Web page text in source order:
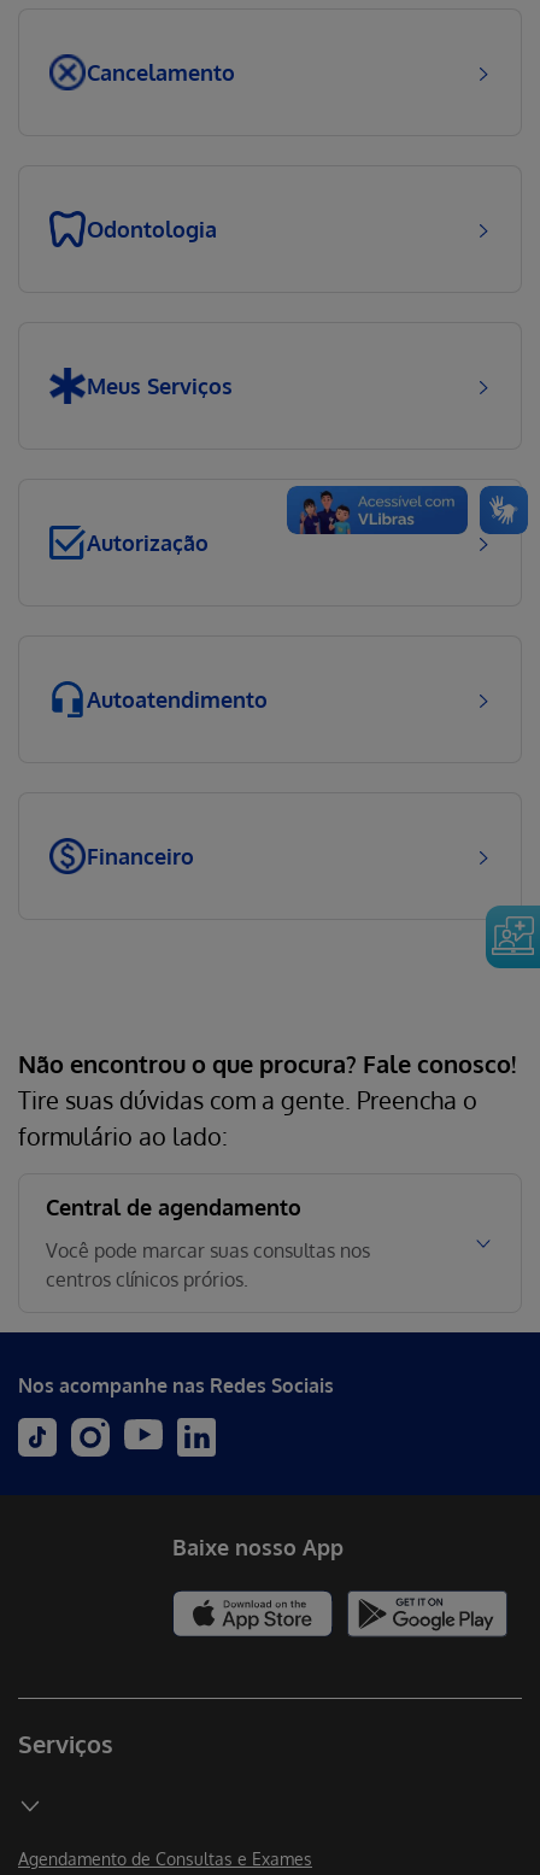
Cancelamento
Odontologia
Meus Serviços
Autorização
Autoatendimento
Financeiro
Não encontrou o que procura? Fale conosco!
Tire suas dúvidas com a gente. Preencha o
formulário ao lado:
Central de agendamento
Você pode marcar suas consultas nos
centros clínicos prórios.
Nos acompanhe nas Redes Sociais
Serviços
Agendamento de Consultas e Exames
Baixe nosso App